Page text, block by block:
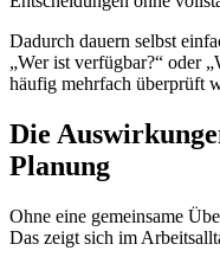
Dadurch dauern selbst
„Wer ist verfügbar?“ oder
häufig mehrfach überprüft
Die
Planung
Ohne eine gemeinsame
Das zeigt sich im